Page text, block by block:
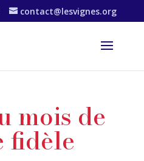
contact@lesvignes.org
mois de
fidèle